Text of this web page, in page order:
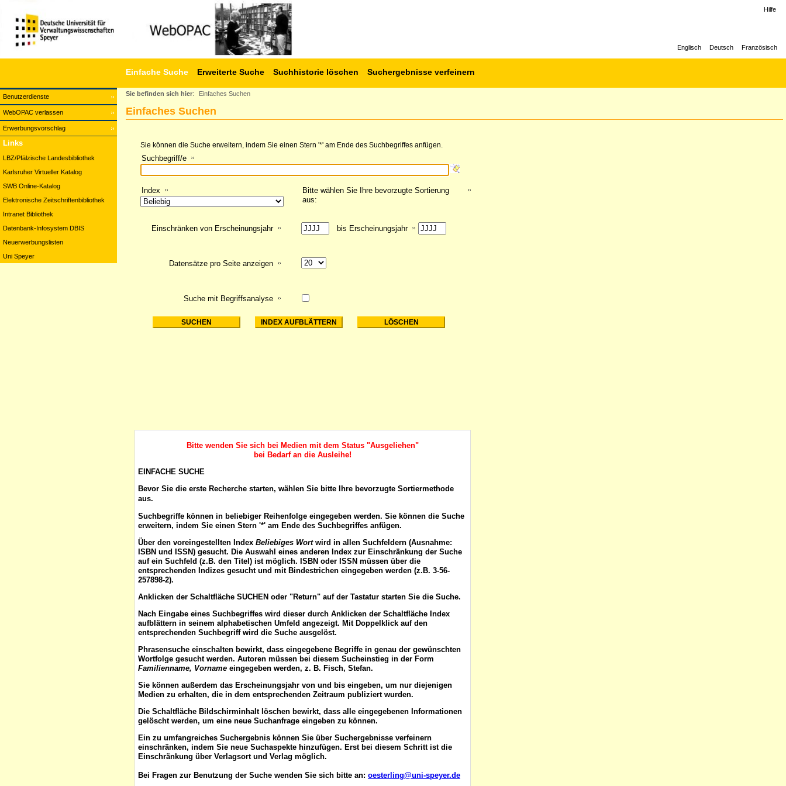
Benutzerdienste
WebOPAC verlassen
Erwerbungsvorschlag
Einfache Suche Erweiterte Suche Suchhistorie löschen Suchergebnisse verfeinern
Hilfe
Englisch Deutsch Französisch
Links
LBZ/Pfälzische Landesbibliothek
Karlsruher Virtueller Katalog
SWB Online-Katalog
Elektronische Zeitschriftenbibliothek
Intranet Bibliothek
Datenbank-Infosystem DBIS
Neuerwerbungslisten
Uni Speyer
Sie befinden sich hier: Einfaches Suchen
Einfaches Suchen
Sie können die Suche erweitern, indem Sie einen Stern '*' am Ende des Suchbegriffes anfügen.
Suchbegriff/e
Index
Bitte wählen Sie Ihre bevorzugte Sortierung
aus:
Suche mit Begriffsanalyse
Einschränken von Erscheinungsjahr bis Erscheinungsjahr
Datensätze pro Seite anzeigen
Bitte wenden Sie sich bei Medien mit dem Status "Ausgeliehen"
bei Bedarf an die Ausleihe!
EINFACHE SUCHE
Bevor Sie die erste Recherche starten, wählen Sie bitte Ihre bevorzugte Sortiermethode
aus.
Suchbegriffe können in beliebiger Reihenfolge eingegeben werden. Sie können die Suche
erweitern, indem Sie einen Stern '*' am Ende des Suchbegriffes anfügen.
Über den voreingestellten Index Beliebiges Wort wird in allen Suchfeldern (Ausnahme:
ISBN und ISSN) gesucht. Die Auswahl eines anderen Index zur Einschränkung der Suche
auf ein Suchfeld (z.B. den Titel) ist möglich. ISBN oder ISSN müssen über die
entsprechenden Indizes gesucht und mit Bindestrichen eingegeben werden (z.B. 3-56-
257898-2).
Anklicken der Schaltfläche SUCHEN oder "Return" auf der Tastatur starten Sie die Suche.
Nach Eingabe eines Suchbegriffes wird dieser durch Anklicken der Schaltfläche Index
aufblättern in seinem alphabetischen Umfeld angezeigt. Mit Doppelklick auf den
entsprechenden Suchbegriff wird die Suche ausgelöst.
Phrasensuche einschalten bewirkt, dass eingegebene Begriffe in genau der gewünschten
Wortfolge gesucht werden. Autoren müssen bei diesem Sucheinstieg in der Form
Familienname, Vorname eingegeben werden, z. B. Fisch, Stefan.
Sie können außerdem das Erscheinungsjahr von und bis eingeben, um nur diejenigen
Medien zu erhalten, die in dem entsprechenden Zeitraum publiziert wurden.
Die Schaltfläche Bildschirminhalt löschen bewirkt, dass alle eingegebenen Informationen
gelöscht werden, um eine neue Suchanfrage eingeben zu können.
Ein zu umfangreiches Suchergebnis können Sie über Suchergebnisse verfeinern
einschränken, indem Sie neue Suchaspekte hinzufügen. Erst bei diesem Schritt ist die
Einschränkung über Verlagsort und Verlag möglich.
Bei Fragen zur Benutzung der Suche wenden Sie sich bitte an: oesterling@uni-speyer.de